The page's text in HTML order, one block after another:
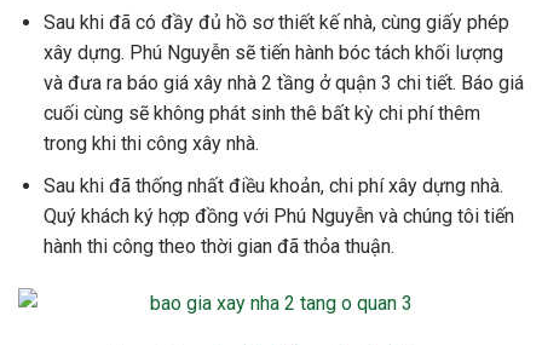
Sau khi đã có đầy đủ hồ sơ thiết kế nhà, cùng giấy phép
xây dựng. Phú Nguyễn sẽ tiến hành bóc tách khối lượng
và đưa ra báo giá xây nhà 2 tầng ở quận 3 chi tiết. Báo giá
cuối cùng sẽ không phát sinh thê bất kỳ chi phí thêm
trong khi thi công xây nhà.
Sau khi đã thống nhất điều khoản, chi phí xây dựng nhà.
Quý khách ký hợp đồng với Phú Nguyễn và chúng tôi tiến
hành thi công theo thời gian đã thỏa thuận.